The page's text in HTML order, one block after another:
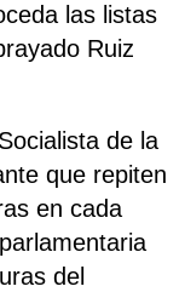
las listas
Ruiz
de la
que repiten
en cada
del